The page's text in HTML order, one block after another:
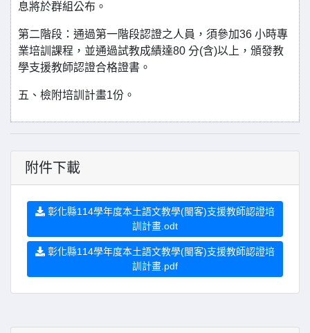
息將於群組公布。
第二階段：通過第一階段認證之人員，須參加36 小時專
業培訓課程，並通過試教成績達80 分(含)以上，頒發教
學支援教師認證合格證書。
五、檢附培訓計畫1份。
附件下載
彰化縣114學年度本土語文教學(閩客)支援教師認證培
訓計畫.odt
彰化縣114學年度本土語文教學(閩客)支援教師認證培
訓計畫.pdf